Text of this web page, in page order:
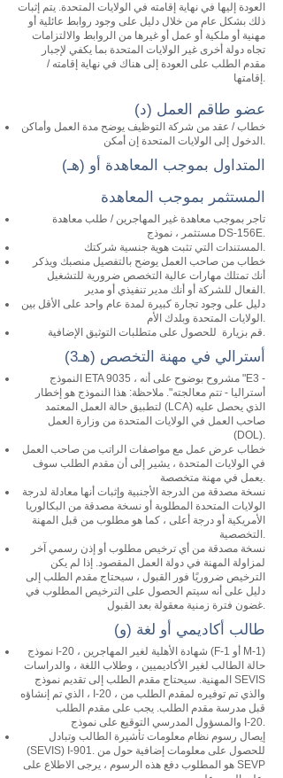
العودة إليها في نهاية إقامته في الولايات المتحدة. يتم إثبات
ذلك بشكل عام من خلال دليل على وجود روابط عائلية أو
مهنية أو ملكية أو عمل أو غيرها من الروابط والالتزامات
تجاه دولة أخرى غير الولايات المتحدة بما يكفي لإجبار
مقدم الطلب على العودة إلى هناك في نهاية إقامته /
إقامتها.
(د) عضو طاقم العمل
خطاب / عقد من شركة التوظيف يوضح مدة العمل وأماكن
الدخول إلى الولايات المتحدة إن أمكن.
(هـ) المتداول بموجب المعاهدة أو
المستثمر بموجب المعاهدة
تاجر بموجب معاهدة غير المهاجرين / طلب معاهدة
مستثمر ، نموذج DS-156E.
المستندات التي تثبت هوية جنسية شركتك.
خطاب من صاحب العمل يوضح بالتفصيل منصبك ويذكر
أنك تمتلك مهارات عالية التخصص ضرورية للتشغيل
الفعال للشركة أو أنك مدير تنفيذي أو مدير.
دليل على وجود تجارة كبيرة لمدة عام واحد على الأقل بين
الولايات المتحدة وبلدك الأم.
قم بزيارة للحصول على متطلبات التوثيق الإضافية.
(هـ3) أسترالي في مهنة التخصص
النموذج ETA 9035 ، مشروح بوضوح على أنه "E3 -
أستراليا - تتم معالجته". ملاحظة: هذا النموذج هو إخطار
لتطبيق حالة العمل المعتمد (LCA) الذي يحصل عليه
صاحب العمل في الولايات المتحدة من وزارة العمل
(DOL).
خطاب عرض عمل مع مواصفات الراتب من صاحب العمل
في الولايات المتحدة ، يشير إلى أن مقدم الطلب سوف
يعمل في مهنة متخصصة.
نسخة مصدقة من الدرجة الأجنبية وإثبات أنها معادلة لدرجة
الولايات المتحدة المطلوبة أو نسخة مصدقة من البكالوريا
الأمريكية أو درجة أعلى ، كما هو مطلوب من قبل المهنة
التخصصية.
نسخة مصدقة من أي ترخيص مطلوب أو إذن رسمي آخر
لمزاولة المهنة في دولة العمل المقصود. إذا لم يكن
الترخيص ضروريًا فور القبول ، سيحتاج مقدم الطلب إلى
دليل على أنه سيتم الحصول على الترخيص المطلوب في
غضون فترة زمنية معقولة بعد القبول.
(و) طالب أكاديمي أو لغة
نموذج I-20 ، شهادة الأهلية لغير المهاجرين (F-1 أو M-1)
حالة الطالب لغير الأكاديميين ، وطلاب اللغة ، والدراسات
المهنية. سيحتاج مقدم الطلب إلى تقديم نموذج SEVIS
الذي تم إنشاؤه ، I-20 ، والذي تم توفيره لمقدم الطلب من
قبل مدرسة مقدم الطلب. يجب على مقدم الطلب
والمسؤول المدرسي التوقيع على نموذج I-20.
إيصال رسوم نظام معلومات تأشيرة الطالب وتبادل
(SEVIS) I-901. للحصول على معلومات إضافية حول من
هو المطلوب دفع هذه الرسوم ، يرجى الاطلاع على SEVP